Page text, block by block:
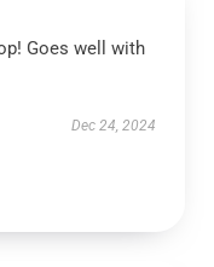
Goes well with
Dec 24, 2024